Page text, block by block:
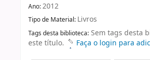
Ano:2012
Tipo de Material: Livros
Tags desta biblioteca: Sem tags desta
este título.
Faça o login para